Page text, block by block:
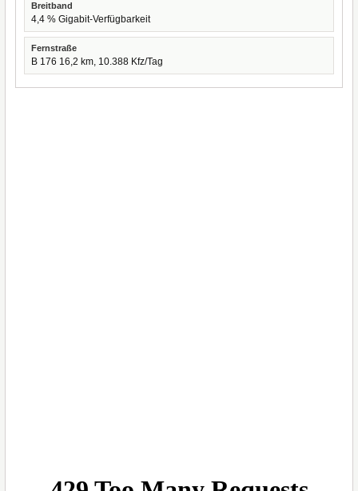
Breitband
4,4 % Gigabit-Verfügbarkeit
Fernstraße
B 176 16,2 km, 10.388 Kfz/Tag